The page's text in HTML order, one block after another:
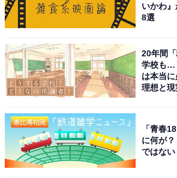
アクセス・料金情報は？ 泊まれ
所在地：熊本市中央区世安2-2-26
アクセス：JR熊本駅から徒歩14分、
5分。駐車場は10台分完備（ひなた整
いかわ
8選
20年間
学校も…
は本当
理想と現
「青春
に何が
ではない